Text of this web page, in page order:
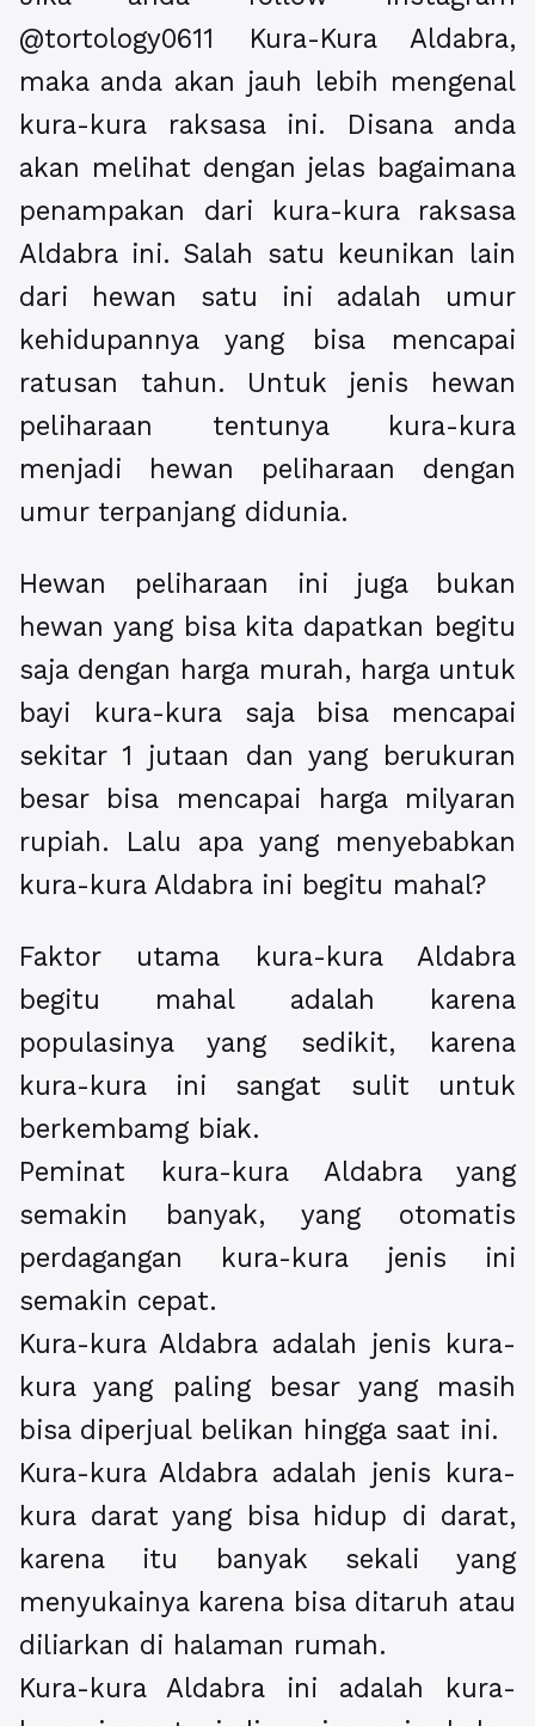
@tortology0611 Kura-Kura Aldabra,
maka anda akan jauh lebih mengenal
kura-kura raksasa ini. Disana anda
akan melihat dengan jelas bagaimana
penampakan dari kura-kura raksasa
Aldabra ini. Salah satu keunikan lain
dari hewan satu ini adalah umur
kehidupannya yang bisa mencapai
ratusan tahun. Untuk jenis hewan
peliharaan tentunya kura-kura
menjadi hewan peliharaan dengan
umur terpanjang didunia.
Hewan peliharaan ini juga bukan
hewan yang bisa kita dapatkan begitu
saja dengan harga murah, harga untuk
bayi kura-kura saja bisa mencapai
sekitar 1 jutaan dan yang berukuran
besar bisa mencapai harga milyaran
rupiah. Lalu apa yang menyebabkan
kura-kura Aldabra ini begitu mahal?
Faktor utama kura-kura Aldabra
begitu mahal adalah karena
populasinya yang sedikit, karena
kura-kura ini sangat sulit untuk
berkembamg biak.
Peminat kura-kura Aldabra yang
semakin banyak, yang otomatis
perdagangan kura-kura jenis ini
semakin cepat.
Kura-kura Aldabra adalah jenis kura-
kura yang paling besar yang masih
bisa diperjual belikan hingga saat ini.
Kura-kura Aldabra adalah jenis kura-
kura darat yang bisa hidup di darat,
karena itu banyak sekali yang
menyukainya karena bisa ditaruh atau
diliarkan di halaman rumah.
Kura-kura Aldabra ini adalah kura-